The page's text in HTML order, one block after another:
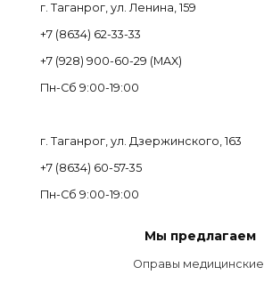
г. Таганрог, ул. Ленина, 159
+7 (8634) 62-33-33
+7 (928) 900-60-29 (MAX)
Пн-Cб 9:00-19:00
г. Таганрог, ул. Дзержинского, 163
+7 (8634) 60-57-35
Пн-Сб 9:00-19:00
Мы предлагаем
Оправы медицинские